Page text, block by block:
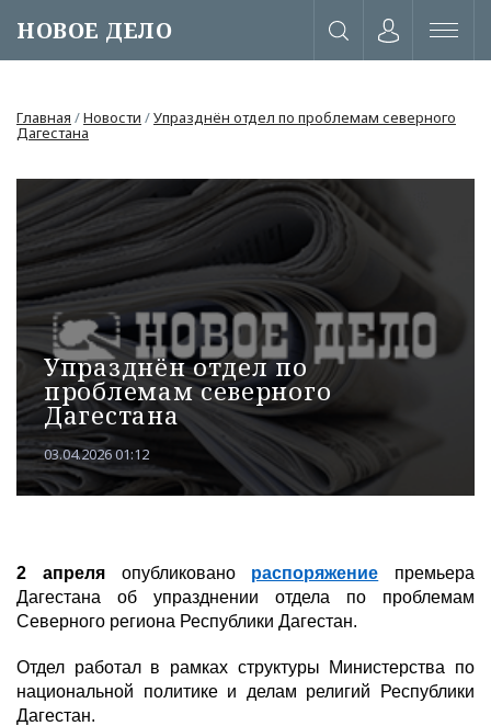
НОВОЕ ДЕЛО
или через соц. сети
Главная /Новости /Упразднён отдел по проблемам северного
Дагестана
Упразднён отдел по
проблемам северного
Дагестана
03.04.2026 01:12
2 апреляопубликовано распоряжение премьера
Дагестана об упразднении отдела по проблемам
Северного региона Республики Дагестан.
Отдел работал в рамках структуры Министерства по
национальной политике и делам религий Республики
Дагестан.